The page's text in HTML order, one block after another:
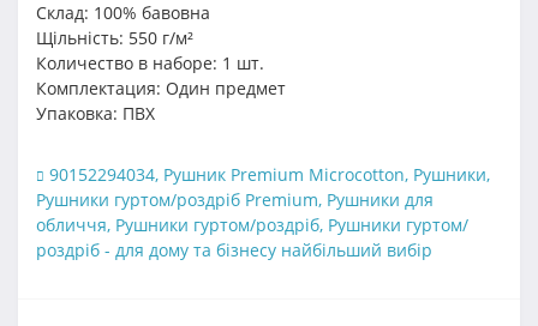
Склад: 100% бавовна
Щільність: 550 г/м²
Количество в наборе: 1 шт.
Комплектация: Один предмет
Упаковка: ПВХ
90152294034, Рушник Premium Microcotton, Рушники,
Рушники гуртом/роздріб Premium, Рушники для
обличчя, Рушники гуртом/роздріб, Рушники гуртом/
роздріб - для дому та бізнесу найбільший вибір